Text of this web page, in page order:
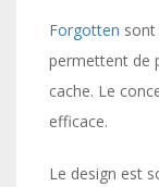
Forgotten
permettent de
cache. Le
efficace.
Le design est